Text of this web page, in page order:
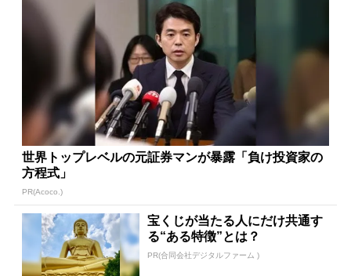
世界トップレベルの元証券マンが暴露「負け投資家の
方程式」
PR(Acoco.)
宝くじが当たる人にだけ共通す
る“ある特徴”とは？
PR(合同会社デジタルファーム )